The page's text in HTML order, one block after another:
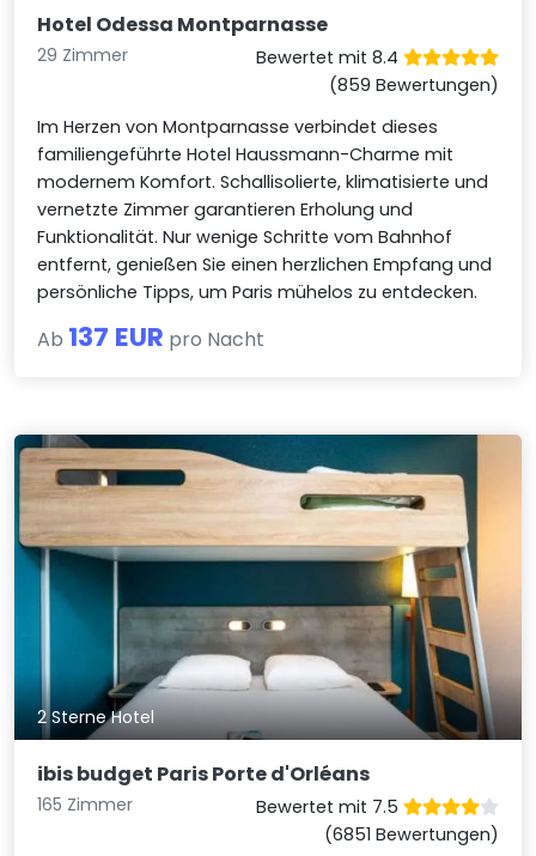
Hotel Odessa Montparnasse
29 Zimmer
Bewertet mit 8.4
(859 Bewertungen)
Im Herzen von Montparnasse verbindet dieses
familiengeführte Hotel Haussmann-Charme mit
modernem Komfort. Schallisolierte, klimatisierte und
vernetzte Zimmer garantieren Erholung und
Funktionalität. Nur wenige Schritte vom Bahnhof
entfernt, genießen Sie einen herzlichen Empfang und
persönliche Tipps, um Paris mühelos zu entdecken.
Ab 137 EUR pro Nacht
2 Sterne Hotel
ibis budget Paris Porte d'Orléans
165 Zimmer
Bewertet mit 7.5
(6851 Bewertungen)